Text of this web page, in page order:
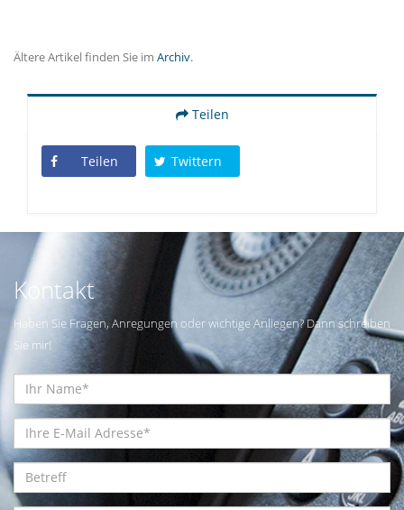
Ältere Artikel finden Sie im Archiv.
Teilen
Teilen Twittern
Kontakt
Haben Sie Fragen, Anregungen oder wichtige Anliegen? Dann schreiben
Sie mir!